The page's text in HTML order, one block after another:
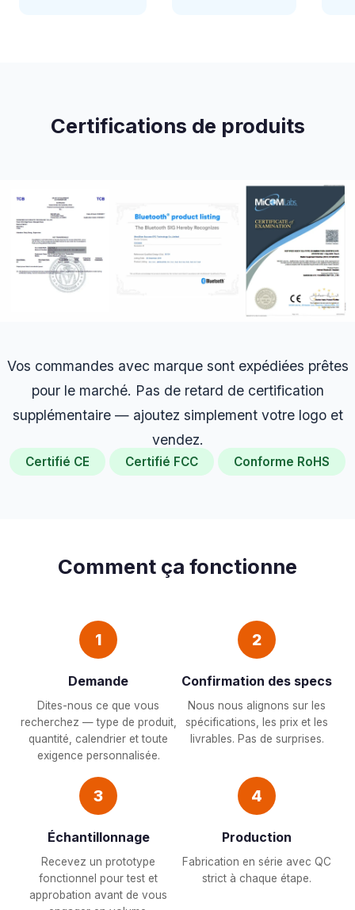
Certifications de produits
Vos commandes avec marque sont expédiées prêtes
pour le marché. Pas de retard de certification
supplémentaire — ajoutez simplement votre logo et
vendez.
Certifié CE Certifié FCC Conforme RoHS
Comment ça fonctionne
1
Demande
Dites-nous ce que vous
recherchez — type de produit,
quantité, calendrier et toute
exigence personnalisée.
2
Confirmation des specs
Nous nous alignons sur les
spécifications, les prix et les
livrables. Pas de surprises.
3
Échantillonnage
Recevez un prototype
fonctionnel pour test et
approbation avant de vous
4
Production
Fabrication en série avec QC
strict à chaque étape.